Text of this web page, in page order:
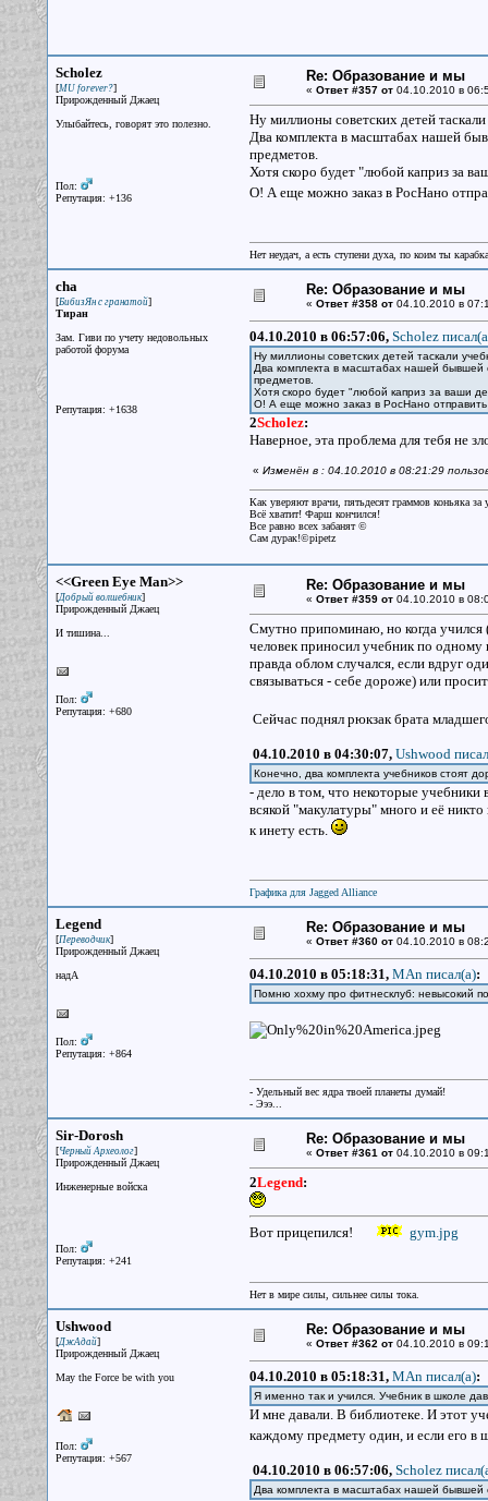
Scholez
[MU forever?]
Прирожденный Джаец
Улыбайтесь, говорят это полезно.
Пол:
Репутация: +136
Re: Образование и мы
« Ответ #357 от04.10.2010 в
Ну миллионы советских детей
Два комплекта в масштабах нашей
предметов.
Хотя скоро будет "любой каприз за
О! А еще можно заказ в РосНано
Нет неудач, а есть ступени духа, по коим ты
cha
[БибизЯн с гранатой]
Тиран
Зам. Гиви по учету недовольных
работой форума
Репутация: +1638
Re: Образование и мы
« Ответ #358 от04.10.2010 в
04.10.2010 в 06:57:06, Scholez
Ну миллионы советских детей таскали
Два комплекта в масштабах нашей бывшей
предметов.
Хотя скоро будет "любой каприз за ваши
О! А еще можно заказ в РосНано отправить
2Scholez:
Наверное, эта проблема для тебя не
« Изменён в : 04.10.2010 в 08:21:29
Как уверяют врачи, пятьдесят граммов коньяка
Всё хватит! Фарш кончился!
Все равно всех забанят ©
Сам дурак!©pipetz
<<Green Eye Man>>
[Добрый волшебник]
Прирожденный Джаец
И тишина...
Пол:
Репутация: +680
Re: Образование и мы
« Ответ #359 от04.10.2010 в
Смутно припоминаю, но когда учился
человек приносил учебник по
правда облом случался, если вдруг
связываться - себе дороже) или
Сейчас поднял рюкзак брата
04.10.2010 в 04:30:07, Ushwood
Конечно, два комплекта учебников стоят
- дело в том, что некоторые
всякой "макулатуры" много и её
к инету есть.
Графика для Jagged Alliance
Legend
[Переводчик]
Прирожденный Джаец
надА
Пол:
Репутация: +864
Re: Образование и мы
« Ответ #360 от04.10.2010 в
04.10.2010 в 05:18:31, MAn писал(a):
Помню хохму про фитнесклуб: невысокий
- Удельный вес ядра твоей планеты думай!
- Эээ...
Sir-Dorosh
[Черный Археолог]
Прирожденный Джаец
Инженерные войска
Пол:
Репутация: +241
Re: Образование и мы
« Ответ #361 от04.10.2010 в
2Legend:
Вот прицепился! gym.jpg
Нет в мире силы, сильнее силы тока.
Ushwood
[ДжАдай]
Прирожденный Джаец
May the Force be with you
Пол:
Репутация: +567
Re: Образование и мы
« Ответ #362 от04.10.2010 в
04.10.2010 в 05:18:31, MAn писал(a):
Я именно так и учился. Учебник в школе
И мне давали. В библиотеке. И этот
каждому предмету один, и если его в
04.10.2010 в 06:57:06, Scholez
Два комплекта в масштабах нашей бывшей